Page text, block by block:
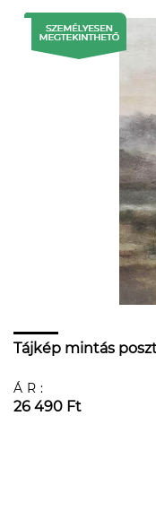
Tájkép mintás
ÁR:
26 490 Ft